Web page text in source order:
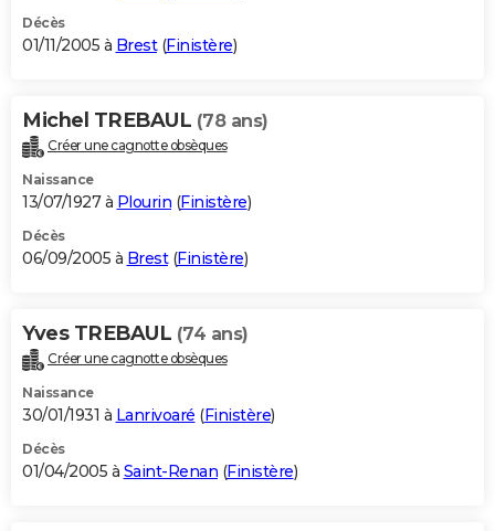
Décès
01/11/2005 à Brest(Finistère)
Michel TREBAUL (78 ans)
Créer une cagnotte obsèques
Naissance
13/07/1927 à Plourin (Finistère)
Décès
06/09/2005 à Brest(Finistère)
Yves TREBAUL (74 ans)
Créer une cagnotte obsèques
Naissance
30/01/1931 à Lanrivoaré (Finistère)
Décès
01/04/2005 à Saint-Renan (Finistère)